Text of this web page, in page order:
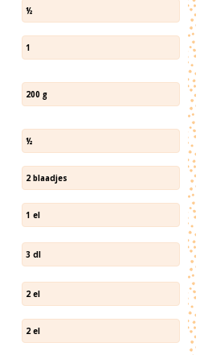
½
1
200 g
½
2 blaadjes
1 el
3 dl
2 el
2 el